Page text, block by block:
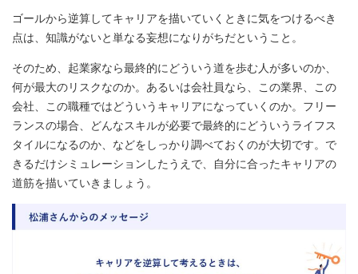
ゴールから逆算してキャリアを描いていくときに気をつけるべき
点は、知識がないと単なる妄想になりがちだということ。
そのため、起業家なら最終的にどういう道を歩む人が多いのか、
何が最大のリスクなのか。あるいは会社員なら、この業界、この
会社、この職種ではどういうキャリアになっていくのか。フリー
ランスの場合、どんなスキルが必要で最終的にどういうライフス
タイルになるのか、などをしっかり調べておくのが大切です。で
きるだけシミュレーションしたうえで、自分に合ったキャリアの
道筋を描いていきましょう。